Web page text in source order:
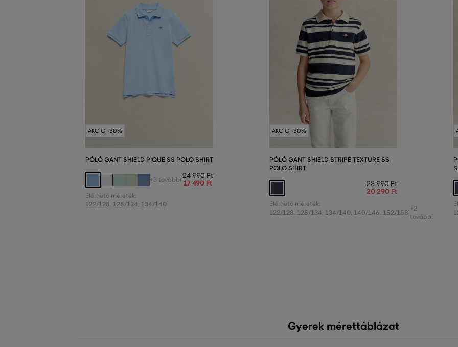
AKCIÓ -30%
PÓLÓ GANT SHIELD PIQUE SS POLO SHIRT
+3 további 24 990 Ft
17 490 Ft
Elérhető méretek:
122/128, 128/134, 134/140
AKCIÓ -30%
PÓLÓ GANT SHIELD STRIPE TEXTURE SS
POLO SHIRT
28 990 Ft
20 290 Ft
Elérhető méretek:
122/128, 128/134, 134/140, 140/146, 152/158 +2
további
Gyerek mérettáblázat